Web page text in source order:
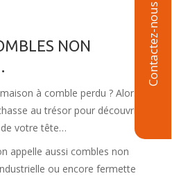
Contactez-nous
NON
à comble perdu ? Alors, en
au trésor pour découvrir
de votre tête…
appelle aussi combles non
ou encore fermette